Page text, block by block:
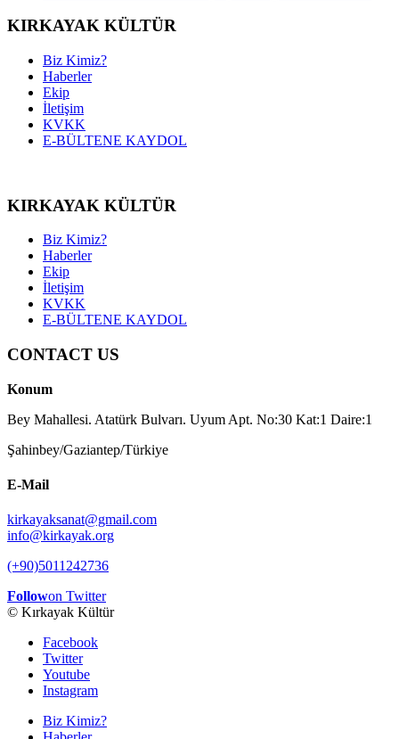
KIRKAYAK KÜLTÜR
Biz Kimiz?
Haberler
Ekip
İletişim
KVKK
E-BÜLTENE KAYDOL
KIRKAYAK KÜLTÜR
Biz Kimiz?
Haberler
Ekip
İletişim
KVKK
E-BÜLTENE KAYDOL
CONTACT US
Konum
Bey Mahallesi. Atatürk Bulvarı. Uyum Apt. No:30 Kat:1 Daire:1
Şahinbey/Gaziantep/Türkiye
E-Mail
kirkayaksanat@gmail.com
info@kirkayak.org
(+90)5011242736
Followon Twitter
© Kırkayak Kültür
Facebook
Twitter
Youtube
Instagram
Biz Kimiz?